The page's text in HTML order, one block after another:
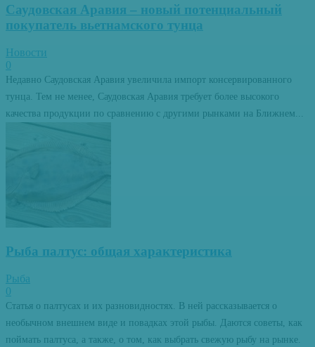
Саудовская Аравия – новый потенциальный
покупатель вьетнамского тунца
Новости
0
Недавно Саудовская Аравия увеличила импорт консервированного
тунца. Тем не менее, Саудовская Аравия требует более высокого
качества продукции по сравнению с другими рынками на Ближнем...
Рыба палтус: общая характеристика
Рыба
0
Статья о палтусах и их разновидностях. В ней рассказывается о
необычном внешнем виде и повадках этой рыбы. Даются советы, как
поймать палтуса, а также, о том, как выбрать свежую рыбу на рынке.